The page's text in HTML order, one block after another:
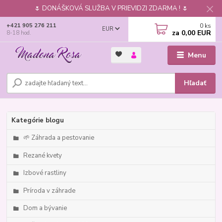
🌷 DONÁŠKOVÁ SLUŽBA V PRIEVIDZI ZDARMA ! 🌷
Menu
EUR
Hľadať
+421 905 276 211
8-18 hod.
0 ks
za 0,00 EUR
Kategórie blogu
🌱 Záhrada a pestovanie
Rezané kvety
Izbové rastliny
Príroda v záhrade
Dom a bývanie